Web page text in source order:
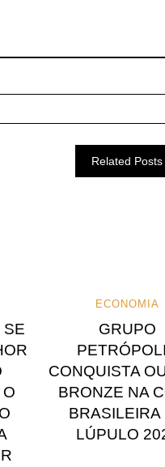
Related Posts
SE
ECONOMIA
GRUPO
CONQUISTA
BRONZE NA
BRASILEIRA
LÚPULO